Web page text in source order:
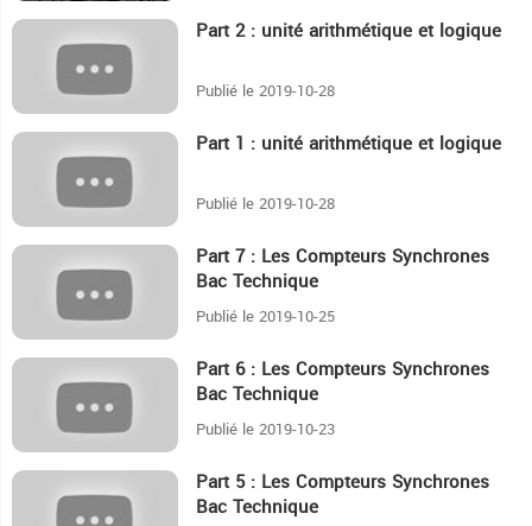
Part 2 : unité arithmétique et logique
Publié le 2019-10-28
Part 1 : unité arithmétique et logique
Publié le 2019-10-28
Part 7 : Les Compteurs Synchrones
Bac Technique
Publié le 2019-10-25
Part 6 : Les Compteurs Synchrones
Bac Technique
Publié le 2019-10-23
Part 5 : Les Compteurs Synchrones
Bac Technique